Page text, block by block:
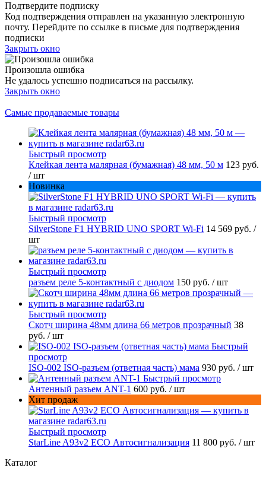
Подтвердите подписку
Код подтверждения отправлен на указанную электронную
почту. Перейдите по ссылке в письме для подтверждения
подписки
Закрыть окно
Произошла ошибка
Не удалось успешно подписаться на рассылку.
Закрыть окно
Самые продаваемые товары
Быстрый просмотр
Клейкая лента малярная (бумажная) 48 мм, 50 м 123 руб.
/ шт
Новинка
Быстрый просмотр
SilverStone F1 HYBRID UNO SPORT Wi-Fi 14 569 руб. /
шт
Быстрый просмотр
разъем реле 5-контактный с диодом 150 руб. / шт
Быстрый просмотр
Скотч ширина 48мм длина 66 метров прозрачный 38
руб. / шт
Быстрый
просмотр
ISO-002 ISO-разъем (ответная часть) мама 930 руб. / шт
Быстрый просмотр
Антенный разъем ANT-1 600 руб. / шт
Хит продаж
Быстрый просмотр
StarLine A93v2 ECO Автосигнализация 11 800 руб. / шт
Каталог